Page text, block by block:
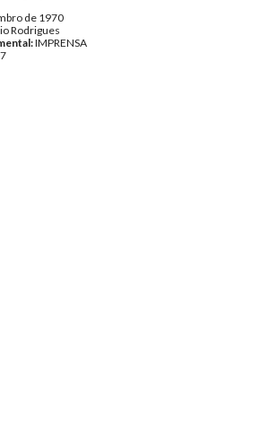
de 1970
Rodrigues
IMPRENSA